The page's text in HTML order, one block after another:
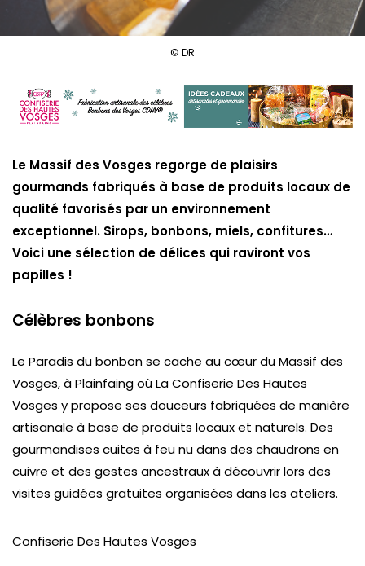
© DR
Le Massif des Vosges regorge de plaisirs
gourmands fabriqués à base de produits locaux de
qualité favorisés par un environnement
exceptionnel. Sirops, bonbons, miels, confitures…
Voici une sélection de délices qui raviront vos
papilles !
Célèbres bonbons
Le Paradis du bonbon se cache au cœur du Massif des
Vosges, à Plainfaing où La Confiserie Des Hautes
Vosges y propose ses douceurs fabriquées de manière
artisanale à base de produits locaux et naturels. Des
gourmandises cuites à feu nu dans des chaudrons en
cuivre et des gestes ancestraux à découvrir lors des
visites guidées gratuites organisées dans les ateliers.
Confiserie Des Hautes Vosges